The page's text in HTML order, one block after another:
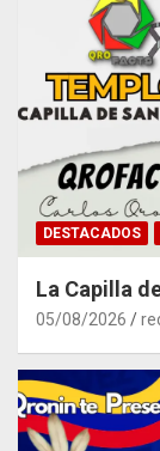
DESTACADOS
La Capilla
05/08/2026